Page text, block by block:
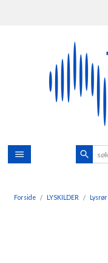
Forside LYSKILDER Lysrør